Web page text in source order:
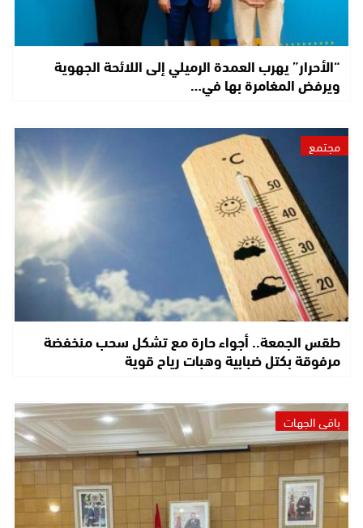
“الأحرار” يهرب العمدة الرميلي إلى اللائحة الجهوية
ويرفض المغامرة بها في…
مجتمع
طقس الجمعة.. أجواء حارة مع تشكل سحب منخفضة
مرفوقة بكتل ضبابية وهبات رياح قوية
باقي الجهات